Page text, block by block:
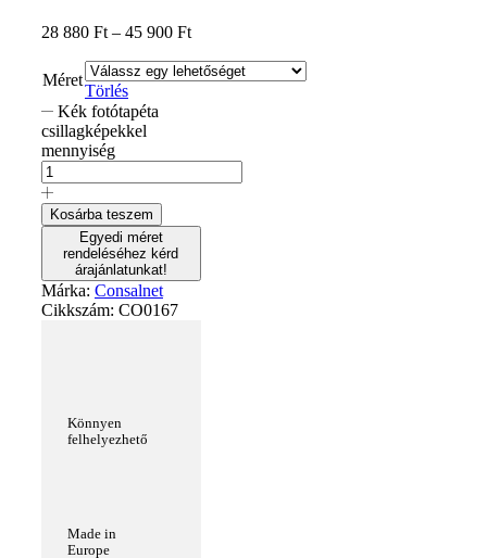
28 880 Ft – 45 900 Ft
Méret
Törlés
Kék fotótapéta
csillagképekkel
mennyiség
Kosárba teszem
Egyedi méret
rendeléséhez kérd
árajánlatunkat!
Márka: Consalnet
Cikkszám: CO0167
Könnyen
felhelyezhető
Made in
Europe